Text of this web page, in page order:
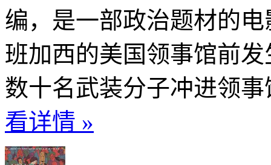
编，是一部政治题材的
班加西的美国领事馆前
数十名武装分子冲进领
看详情 »